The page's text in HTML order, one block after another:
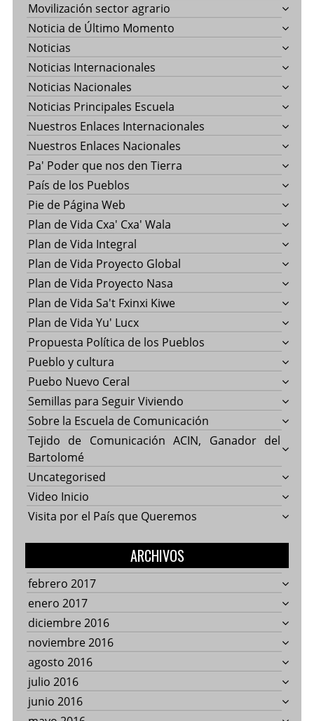
Movilización sector agrario
Noticia de Último Momento
Noticias
Noticias Internacionales
Noticias Nacionales
Noticias Principales Escuela
Nuestros Enlaces Internacionales
Nuestros Enlaces Nacionales
Pa' Poder que nos den Tierra
País de los Pueblos
Pie de Página Web
Plan de Vida Cxa' Cxa' Wala
Plan de Vida Integral
Plan de Vida Proyecto Global
Plan de Vida Proyecto Nasa
Plan de Vida Sa't Fxinxi Kiwe
Plan de Vida Yu' Lucx
Propuesta Política de los Pueblos
Pueblo y cultura
Puebo Nuevo Ceral
Semillas para Seguir Viviendo
Sobre la Escuela de Comunicación
Tejido de Comunicación ACIN, Ganador del
Bartolomé
Uncategorised
Video Inicio
Visita por el País que Queremos
ARCHIVOS
febrero 2017
enero 2017
diciembre 2016
noviembre 2016
agosto 2016
julio 2016
junio 2016